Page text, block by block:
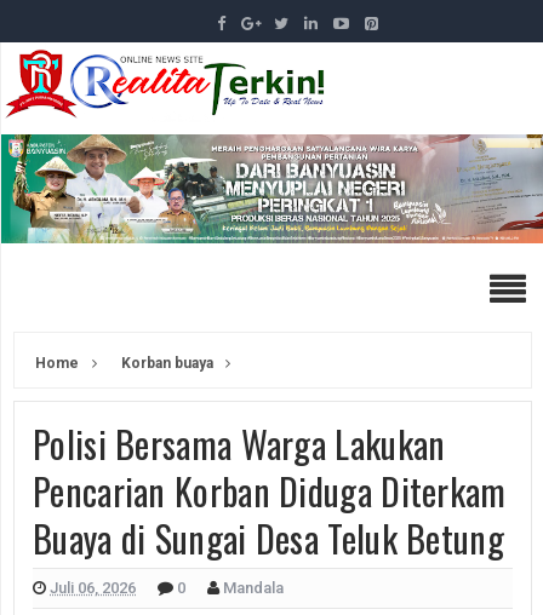
Home Korban buaya
Polisi Bersama Warga Lakukan
Pencarian Korban Diduga Diterkam
Buaya di Sungai Desa Teluk Betung
Juli 06, 2026 0 Mandala